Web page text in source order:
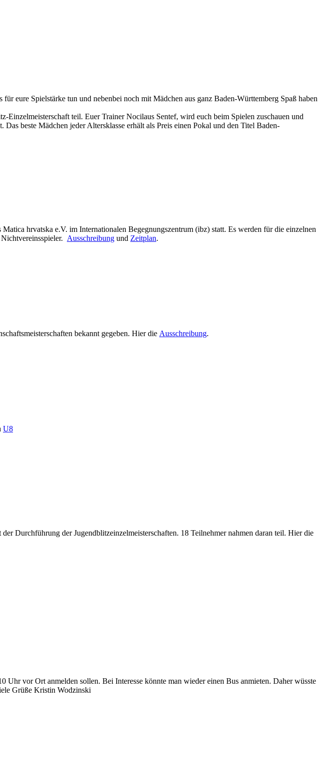
eure Spielstärke tun und nebenbei noch mit Mädchen aus ganz Baden-Württemberg Spaß haben
Einzelmeisterschaft teil. Euer Trainer Nocilaus Sentef, wird euch beim Spielen zuschauen und
beste Mädchen jeder Altersklasse erhält als Preis einen Pokal und den Titel Baden-
hrvatska e.V. im Internationalen Begegnungszentrum (ibz) statt. Es werden für die einzelnen
Ausschreibung und Zeitplan.
bekannt gegeben. Hier die Ausschreibung.
U8
Durchführung der Jugendblitzeinzelmeisterschaften. 18 Teilnehmer nahmen daran teil. Hier die
vor Ort anmelden sollen. Bei Interesse könnte man wieder einen Bus anmieten. Daher wüsste
Grüße Kristin Wodzinski